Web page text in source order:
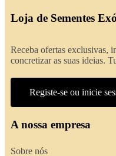
Loja de Sementes
Receba ofertas exclusivas,
concretizar as suas ideias.
Registe-se ou inicie
A nossa empresa
Sobre nós